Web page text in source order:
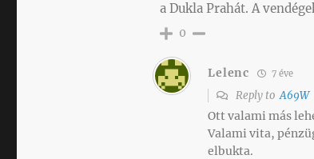
a Dukla Prahát. A
0
Lelenc 7 éve
Reply toA69W
Ott valami más
Valami vita,
elbukta.